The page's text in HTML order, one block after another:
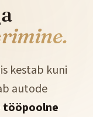
kestab kuni
autode
tööpoolne